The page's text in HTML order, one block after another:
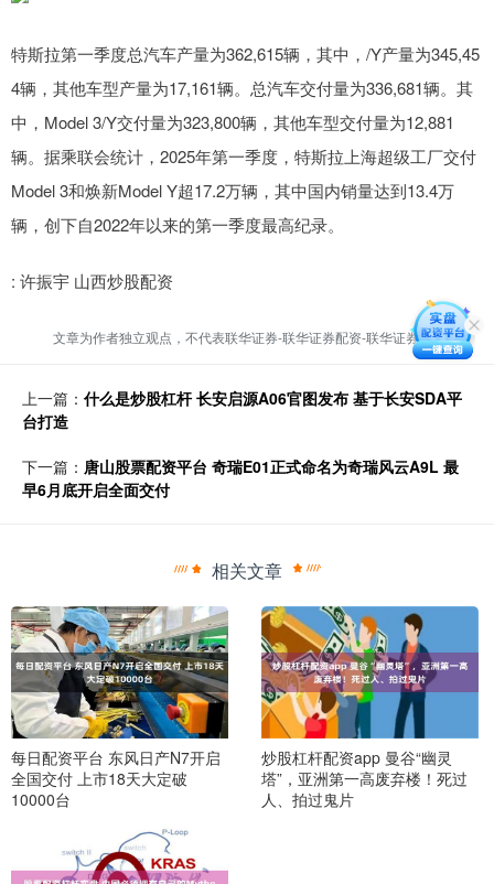
特斯拉第一季度总汽车产量为362,615辆，其中，/Y产量为345,45
4辆，其他车型产量为17,161辆。总汽车交付量为336,681辆。其
中，Model 3/Y交付量为323,800辆，其他车型交付量为12,881
辆。据乘联会统计，2025年第一季度，特斯拉上海超级工厂交付
Model 3和焕新Model Y超17.2万辆，其中国内销量达到13.4万
辆，创下自2022年以来的第一季度最高纪录。
: 许振宇 山西炒股配资
文章为作者独立观点，不代表联华证券-联华证券配资-联华证券炒股观点
上一篇： 什么是炒股杠杆 长安启源A06官图发布 基于长安SDA平
台打造
下一篇： 唐山股票配资平台 奇瑞E01正式命名为奇瑞风云A9L 最
早6月底开启全面交付
相关文章
每日配资平台 东风日产N7开启
全国交付 上市18天大定破
10000台
炒股杠杆配资app 曼谷“幽灵
塔”，亚洲第一高废弃楼！死过
人、拍过鬼片